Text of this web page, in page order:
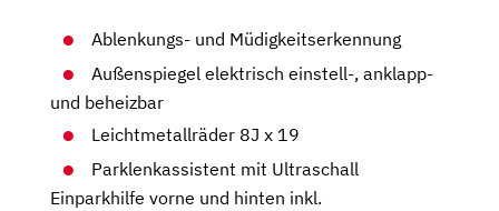
Ablenkungs- und Müdigkeitserkennung
Außenspiegel elektrisch einstell-, anklapp-
und beheizbar
Leichtmetallräder 8J x 19
Parklenkassistent mit Ultraschall
Einparkhilfe vorne und hinten inkl.